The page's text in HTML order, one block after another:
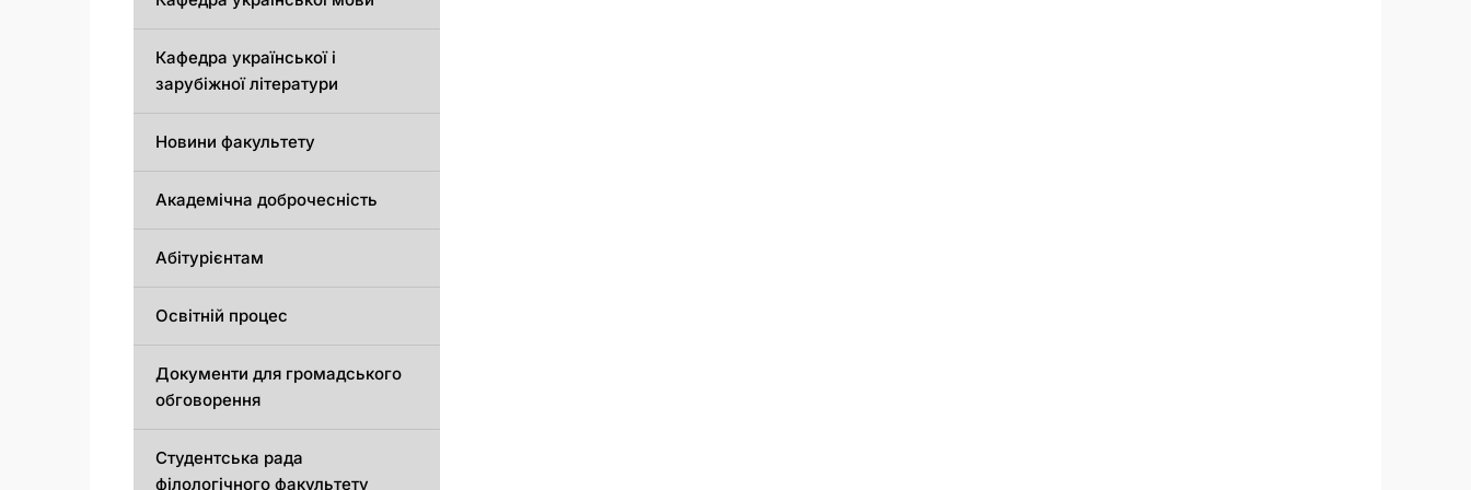
Кафедра української і
зарубіжної літератури
Новини факультету
Академічна доброчесність
Абітурієнтам
Освітній процес
Документи для громадського
обговорення
Студентська рада
філологічного факультету